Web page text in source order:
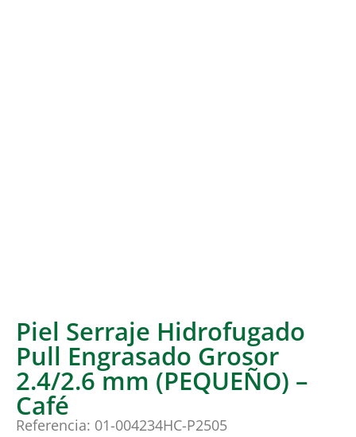
Piel Serraje Hidrofugado
Pull Engrasado Grosor
2.4/2.6 mm (PEQUEÑO) –
Café
Referencia: 01-004234HC-P2505